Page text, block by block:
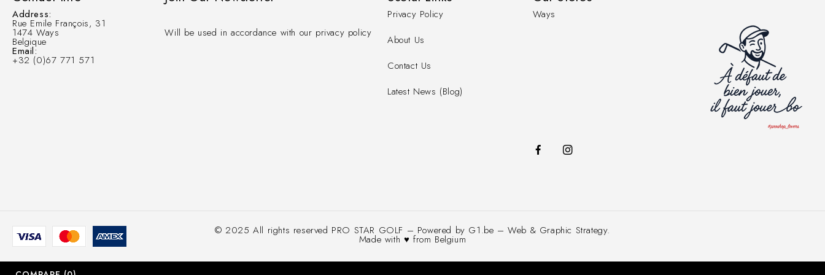
Address:
Rue Emile François, 31
1474 Ways
Belgique
Email:
+32 (0)67 771 571
Will be used in accordance with our privacy policy
Privacy Policy
About Us
Contact Us
Latest News (Blog)
Ways
© 2025 All rights reserved PRO STAR GOLF – Powered by G1.be – Web & Graphic Strategy.
Made with ♥ from Belgium